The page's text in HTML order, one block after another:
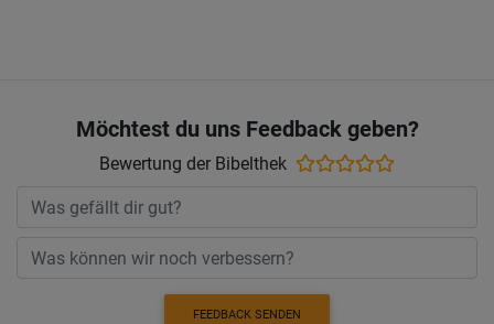
Möchtest du uns Feedback geben?
Bewertung der Bibelthek
FEEDBACK SENDEN